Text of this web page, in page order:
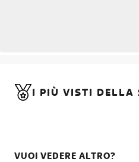
I PIÙ VISTI DELLA
VUOI VEDERE ALTRO?